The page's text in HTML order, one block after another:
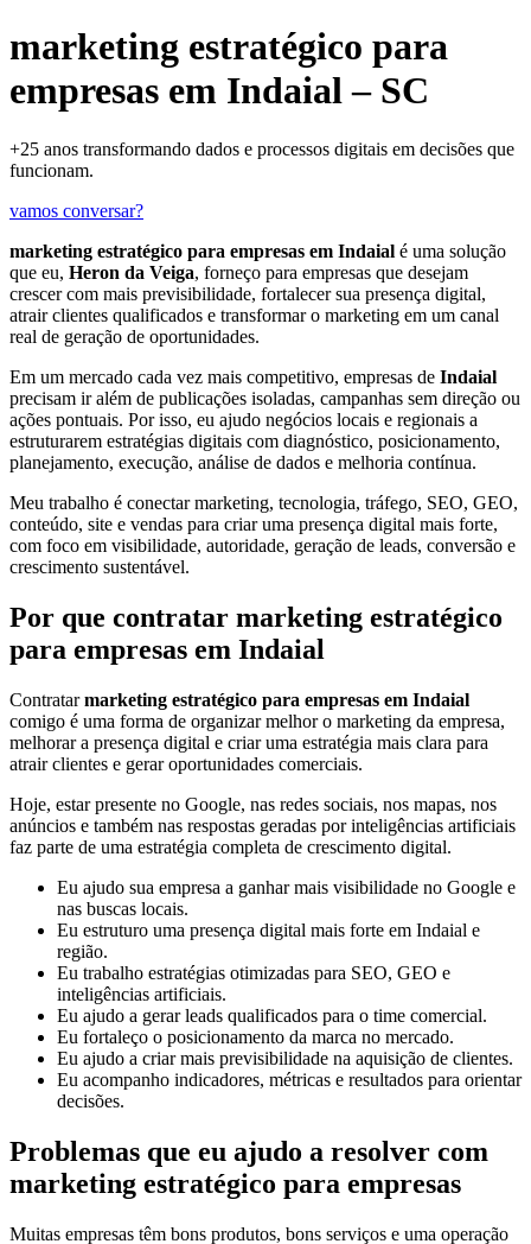
marketing estratégico para
empresas em Indaial – SC
+25 anos transformando dados e processos digitais em decisões que
funcionam.
vamos conversar?
marketing estratégico para empresas em Indaial é uma solução
que eu, Heron da Veiga, forneço para empresas que desejam
crescer com mais previsibilidade, fortalecer sua presença digital,
atrair clientes qualificados e transformar o marketing em um canal
real de geração de oportunidades.
Em um mercado cada vez mais competitivo, empresas de Indaial
precisam ir além de publicações isoladas, campanhas sem direção ou
ações pontuais. Por isso, eu ajudo negócios locais e regionais a
estruturarem estratégias digitais com diagnóstico, posicionamento,
planejamento, execução, análise de dados e melhoria contínua.
Meu trabalho é conectar marketing, tecnologia, tráfego, SEO, GEO,
conteúdo, site e vendas para criar uma presença digital mais forte,
com foco em visibilidade, autoridade, geração de leads, conversão e
crescimento sustentável.
Por que contratar marketing estratégico
para empresas em Indaial
Contratarmarketing estratégico para empresas em Indaial
comigo é uma forma de organizar melhor o marketing da empresa,
melhorar a presença digital e criar uma estratégia mais clara para
atrair clientes e gerar oportunidades comerciais.
Hoje, estar presente no Google, nas redes sociais, nos mapas, nos
anúncios e também nas respostas geradas por inteligências artificiais
faz parte de uma estratégia completa de crescimento digital.
Eu ajudo sua empresa a ganhar mais visibilidade no Google e
nas buscas locais.
Eu estruturo uma presença digital mais forte em Indaial e
região.
Eu trabalho estratégias otimizadas para SEO, GEO e
inteligências artificiais.
Eu ajudo a gerar leads qualificados para o time comercial.
Eu fortaleço o posicionamento da marca no mercado.
Eu ajudo a criar mais previsibilidade na aquisição de clientes.
Eu acompanho indicadores, métricas e resultados para orientar
decisões.
Problemas que eu ajudo a resolver com
marketing estratégico para empresas
Muitas empresas têm bons produtos, bons serviços e uma operação